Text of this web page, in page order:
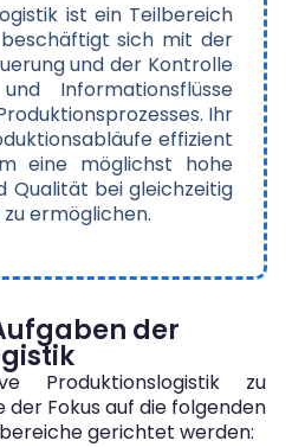
ist ein Teilbereich
beschäftigt sich mit der
und der Kontrolle
Informationsflüsse
Ihr
effizient
eine möglichst hohe
Qualität bei gleichzeitig
ermöglichen.
der
Produktionslogistik zu
Fokus auf die folgenden
gerichtet werden: